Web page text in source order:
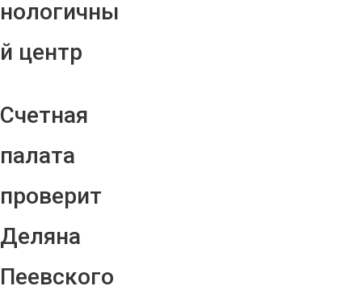
нологичны
й центр
Счетная
палата
проверит
Деляна
Пеевского